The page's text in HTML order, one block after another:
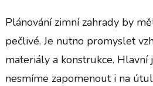
Plánování zimní zahrady by
pečlivé. Je nutno promyslet
materiály a konstrukce. Hlavní
nesmíme zapomenout i na